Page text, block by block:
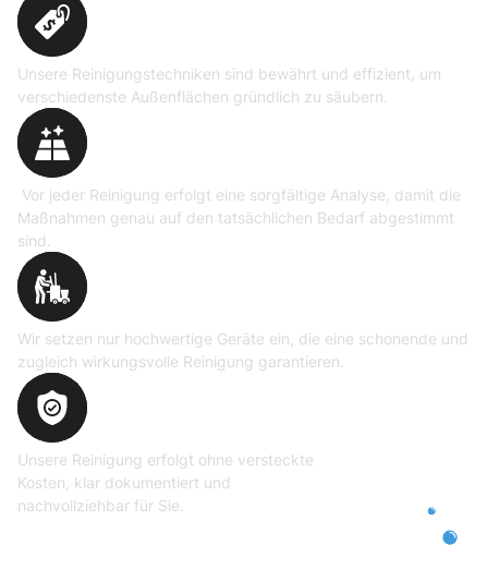
Unsere Reinigungstechniken sind bewährt und effizient, um
verschiedenste Außenflächen gründlich zu säubern.
Vor jeder Reinigung erfolgt eine sorgfältige Analyse, damit die
Maßnahmen genau auf den tatsächlichen Bedarf abgestimmt
sind.
Wir setzen nur hochwertige Geräte ein, die eine schonende und
zugleich wirkungsvolle Reinigung garantieren.
Unsere Reinigung erfolgt ohne versteckte
Kosten, klar dokumentiert und
nachvollziehbar für Sie.